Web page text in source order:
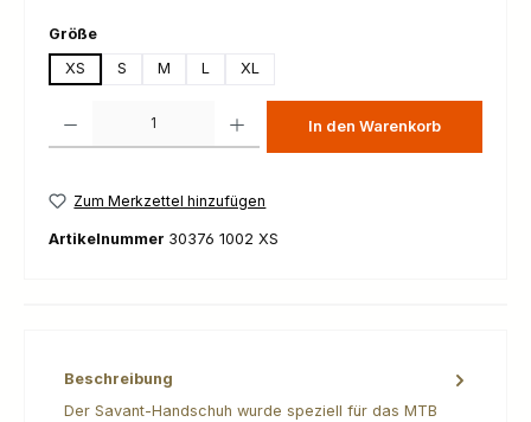
Größeauswählen
XS
S M L XL
In den Warenkorb
Zum Merkzettel hinzufügen
Artikelnummer 30376 1002 XS
Beschreibung
Der Savant-Handschuh wurde speziell für das MTB